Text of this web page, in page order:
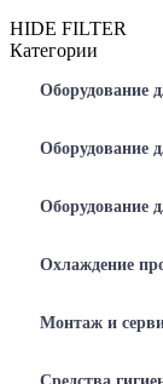
HIDE FILTER
Категории
Оборудование
Оборудование
Оборудование
Охлаждение
Монтаж и